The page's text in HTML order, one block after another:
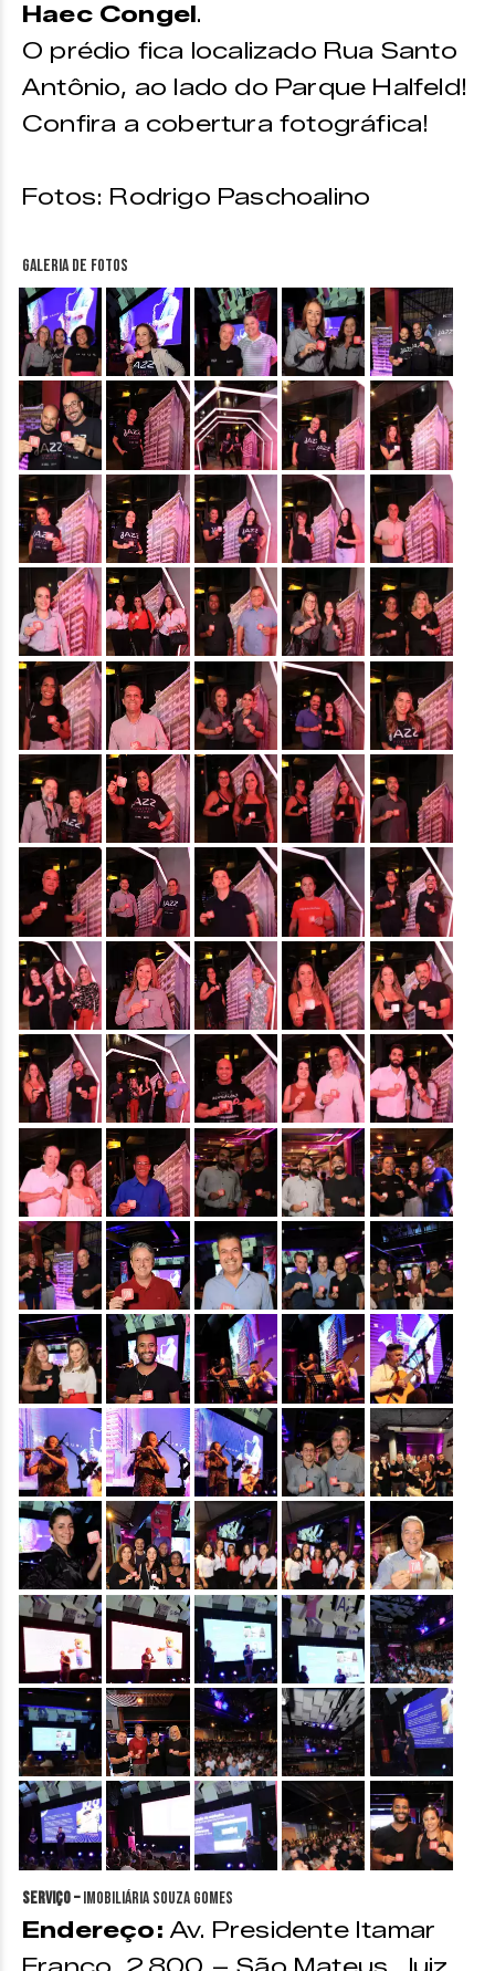
Haec Congel.
O prédio fica localizado Rua Santo
Antônio, ao lado do Parque Halfeld!
Confira a cobertura fotográfica!
Fotos: Rodrigo Paschoalino
Galeria de fotos
&nbsp; &nbsp; &nbsp; &nbsp; &nbsp;
&nbsp; &nbsp; &nbsp; &nbsp; &nbsp;
&nbsp; &nbsp; &nbsp; &nbsp; &nbsp;
&nbsp; &nbsp; &nbsp; &nbsp; &nbsp;
&nbsp; &nbsp; &nbsp; &nbsp; &nbsp;
&nbsp; &nbsp; &nbsp; &nbsp; &nbsp;
&nbsp; &nbsp; &nbsp; &nbsp; &nbsp;
&nbsp; &nbsp; &nbsp; &nbsp; &nbsp;
&nbsp; &nbsp; &nbsp; &nbsp; &nbsp;
&nbsp; &nbsp; &nbsp; &nbsp; &nbsp;
&nbsp; &nbsp; &nbsp; &nbsp; &nbsp;
&nbsp; &nbsp; &nbsp; &nbsp; &nbsp;
&nbsp; &nbsp; &nbsp; &nbsp; &nbsp;
&nbsp; &nbsp; &nbsp; &nbsp; &nbsp;
&nbsp; &nbsp; &nbsp; &nbsp; &nbsp;
&nbsp; &nbsp; &nbsp; &nbsp; &nbsp;
&nbsp; &nbsp; &nbsp; &nbsp; &nbsp;
Serviço –Imobiliária Souza Gomes
Endereço: Av. Presidente Itamar